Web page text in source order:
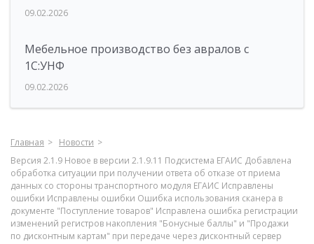
09.02.2026
Мебельное производство без авралов с
1С:УНФ
09.02.2026
Главная
Новости
Версия 2.1.9 Новое в версии 2.1.9.11 Подсистема ЕГАИС Добавлена
обработка ситуации при получении ответа об отказе от приема
данных со стороны транспортного модуля ЕГАИС Исправлены
ошибки Исправлены ошибки Ошибка использования сканера в
документе "Поступление товаров" Исправлена ошибка регистрации
изменений регистров накопления "Бонусные баллы" и "Продажи
по дисконтным картам" при передаче через дисконтный сервер